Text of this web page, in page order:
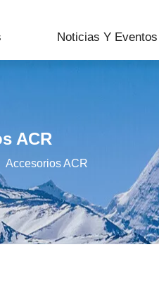
Noticias Y Eventos
ACR
Accesorios ACR